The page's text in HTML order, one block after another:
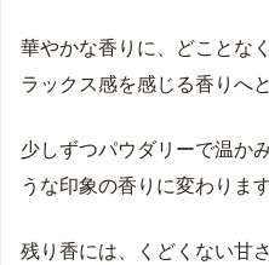
華やかな香りに、どことな
ラックス感を感じる香りへ
少しずつパウダリーで温か
うな印象の香りに変わります
残り香には、くどくない甘